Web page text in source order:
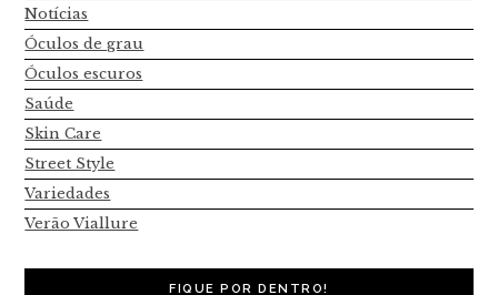
Notícias
Óculos de grau
Óculos escuros
Saúde
Skin Care
Street Style
Variedades
Verão Viallure
FIQUE POR DENTRO!